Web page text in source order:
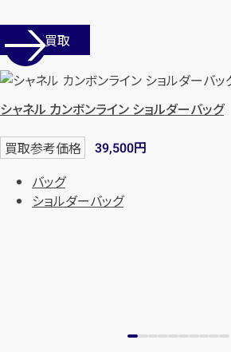
店舗買取
シャネル カンボンライン ショルダーバッグ
買取参考価格 39,500円
バッグ
ショルダーバッグ